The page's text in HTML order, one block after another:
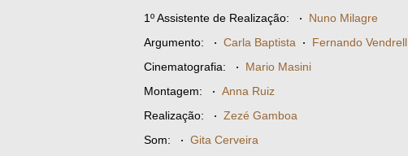
1º Assistente de Realização: · Nuno Milagre
Argumento: · Carla Baptista · Fernando Vendrell
Cinematografia: · Mario Masini
Montagem: · Anna Ruiz
Realização: · Zezé Gamboa
Som: · Gita Cerveira